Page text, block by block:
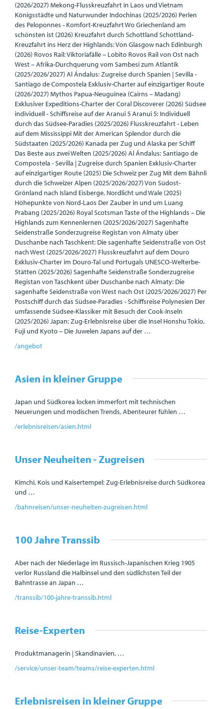
(2026/2027) Mekong-Flusskreuzfahrt in Laos und Vietnam
Königsstädte und Naturwunder Indochinas (2025/2026) Perlen
des Peloponnes - Komfort-Kreuzfahrt Wo Griechenland am
schönsten ist (2026) Kreuzfahrt durch Schottland Schottland-
Kreuzfahrt ins Herz der Highlands: Von Glasgow nach Edinburgh
(2026) Rovos Rail: Viktoriafälle – Lobito Rovos Rail von Ost nach
West – Afrika-Durchquerung vom Sambesi zum Atlantik
(2025/2026/2027) Al Ándalus: Zugreise durch Spanien | Sevilla -
Santiago de Compostela Exklusiv-Charter auf einzigartiger Route
(2026/2027) Mythos Papua-Neuguinea (Cairns – Madang)
Exklusiver Expeditions-Charter der Coral Discoverer (2026) Südsee
individuell - Schiffsreise auf der Aranui 5 Aranui 5: Individuell
durch das Südsee-Paradies (2025/2026) Flusskreuzfahrt - Leben
auf dem Mississippi Mit der American Splendor durch die
Südstaaten (2025/2026) Kanada per Zug und Alaska per Schiff
Das Beste aus zwei Welten (2025/2026) Al Ándalus: Santiago de
Compostela - Sevilla | Zugreise durch Spanien Exklusiv-Charter
auf einzigartiger Route (2025) Die Schweiz per Zug Mit dem Bähnli
durch die Schweizer Alpen (2025/2026/2027) Von Südost-
Grönland nach Island Eisberge, Nordlicht und Wale (2025)
Höhepunkte von Nord-Laos Der Zauber in und um Luang
Prabang (2025/2026) Royal Scotsman Taste of the Highlands – Die
Highlands zum Kennenlernen (2025/2026/2027) Sagenhafte
Seidenstraße Sonderzugreise Registan von Almaty über
Duschanbe nach Taschkent: Die sagenhafte Seidenstraße von Ost
nach West (2025/2026/2027) Flusskreuzfahrt auf dem Douro
Exklusiv-Charter im Douro-Tal und Portugals UNESCO-Welterbe-
Stätten (2025/2026) Sagenhafte Seidenstraße Sonderzugreise
Registan von Taschkent über Duschanbe nach Almaty: Die
sagenhafte Seidenstraße von West nach Ost (2025/2026/2027) Per
Postschiff durch das Südsee-Paradies - Schiffsreise Polynesien Der
umfassende Südsee-Klassiker mit Besuch der Cook-Inseln
(2025/2026) Japan: Zug-Erlebnisreise über die Insel Honshu Tokio,
Fuji und Kyoto – Die Juwelen Japans auf der …
/angebot
Asien in kleiner Gruppe
Japan und Südkorea locken immerfort mit technischen
Neuerungen und modischen Trends, Abenteurer fühlen …
/erlebnisreisen/asien.html
Unser Neuheiten - Zugreisen
Kimchi, Kois und Kaisertempel: Zug-Erlebnisreise durch Südkorea
und …
/bahnreisen/unser-neuheiten-zugreisen.html
100 Jahre Transsib
Aber nach der Niederlage im Russisch-Japanischen Krieg 1905
verlor Russland die Halbinsel und den südlichsten Teil der
Bahntrasse an Japan …
/transsib/100-jahre-transsib.html
Reise-Experten
Produktmanagerin | Skandinavien, …
/service/unser-team/teams/reise-experten.html
Erlebnisreisen in kleiner Gruppe